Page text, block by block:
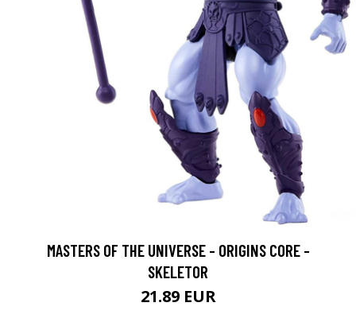
MASTERS OF THE UNIVERSE - ORIGINS CORE -
SKELETOR
21.89 EUR